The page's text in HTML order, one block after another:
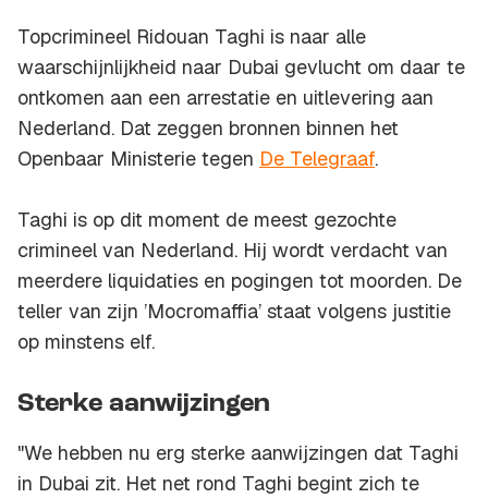
Topcrimineel Ridouan Taghi is naar alle
waarschijnlijkheid naar Dubai gevlucht om daar te
ontkomen aan een arrestatie en uitlevering aan
Nederland. Dat zeggen bronnen binnen het
Openbaar Ministerie tegen De Telegraaf.
Taghi is op dit moment de meest gezochte
crimineel van Nederland. Hij wordt verdacht van
meerdere liquidaties en pogingen tot moorden. De
teller van zijn ’Mocromaffia’ staat volgens justitie
op minstens elf.
Sterke aanwijzingen
"We hebben nu erg sterke aanwijzingen dat Taghi
in Dubai zit. Het net rond Taghi begint zich te